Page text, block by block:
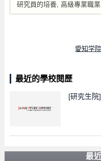
研究員的培養, 高級專業職
愛知学
最近的學校閱歷
[研究生院]
最